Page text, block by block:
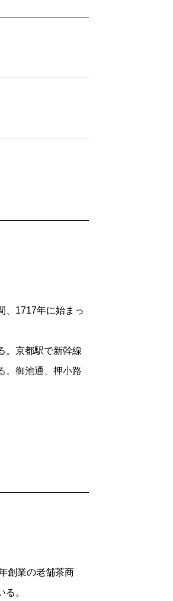
、1717年に始まっ
。京都駅で新幹線
。御池通、押小路
一保堂の暖簾の
てきたな、とい
れていない点だ。
もそういうこと
日本茶はもっと
自信があるけれ
創業の老舗茶商
。